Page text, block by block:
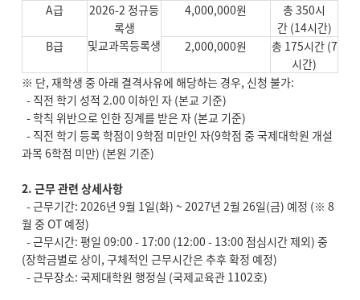
A급
2026-2 정규등
록생
및교과목등록생
4,000,000원
총 350시
간 (14시간)
B급
2,000,000원
총 175시간 (7
시간)
※ 단, 재학생 중 아래 결격사유에 해당하는 경우, 신청 불가:
- 직전 학기 성적 2.00 이하인 자 (본교 기준)
- 학칙 위반으로 인한 징계를 받은 자 (본교 기준)
- 직전 학기 등록 학점이 9학점 미만인 자(9학점 중 국제대학원 개설
과목 6학점 미만) (본원 기준)
2. 근무 관련 상세사항
- 근무기간: 2026년 9월 1일(화) ~ 2027년 2월 26일(금) 예정 (※ 8
월 중 OT 예정)
- 근무시간: 평일 09:00 - 17:00 (12:00 - 13:00 점심시간 제외) 중
(장학금별로 상이, 구체적인 근무시간은 추후 확정 예정)
- 근무장소: 국제대학원 행정실 (국제교육관 1102호)